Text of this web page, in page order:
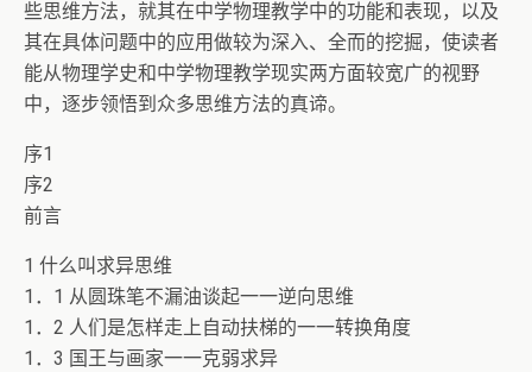
些思维方法，就其在中学物理教学中的功能和表现，以及
其在具体问题中的应用做较为深入、全而的挖掘，使读者
能从物理学史和中学物理教学现实两方面较宽广的视野
中，逐步领悟到众多思维方法的真谛。
序1
序2
前言
1 什么叫求异思维
1．1 从圆珠笔不漏油谈起一一逆向思维
1．2 人们是怎样走上自动扶梯的一一转换角度
1．3 国王与画家一一克弱求异